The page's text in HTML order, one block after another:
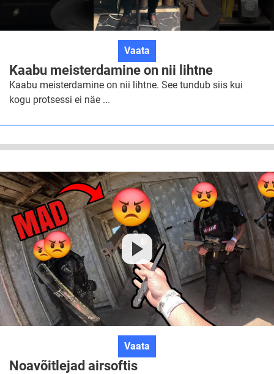
Vaata
meisterdamine
Kaabu meisterdamine on nii lihtne
Kaabu meisterdamine on nii lihtne. See tundub siis kui
kogu protsessi ei näe ...
Vaata
airsoftis
Noavõitlejad airsoftis